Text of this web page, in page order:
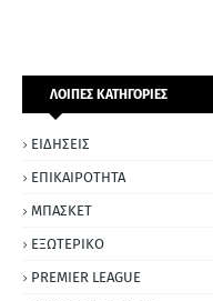
ΛΟΙΠΕΣ ΚΑΤΗΓΟΡΙΕΣ
ΕΙΔΗΣΕΙΣ
ΕΠΙΚΑΙΡΟΤΗΤΑ
ΜΠΑΣΚΕΤ
ΕΞΩΤΕΡΙΚΟ
PREMIER LEAGUE